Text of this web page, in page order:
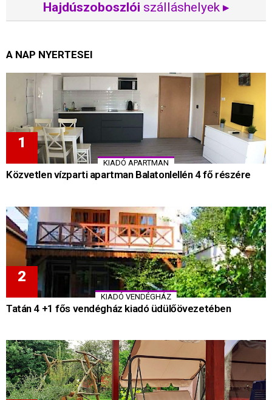
Hajdúszoboszlói szálláshelyek ▸
A NAP NYERTESEI
KIADÓ APARTMAN
Közvetlen vízparti apartman Balatonlellén 4 fő részére
KIADÓ VENDÉGHÁZ
Tatán 4 +1 fős vendégház kiadó üdülőövezetében